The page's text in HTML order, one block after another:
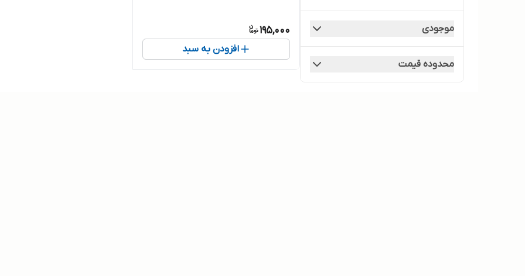
موجودی
محدوده قیمت
195,000
افزودن به سبد